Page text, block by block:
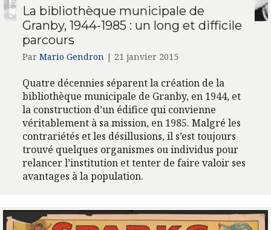
La bibliothèque municipale de
Granby, 1944-1985 : un long et difficile
parcours
Par Mario Gendron | 21 janvier 2015
Quatre décennies séparent la création de la
bibliothèque municipale de Granby, en 1944, et
la construction d’un édifice qui convienne
véritablement à sa mission, en 1985. Malgré les
contrariétés et les désillusions, il s’est toujours
trouvé quelques organismes ou individus pour
relancer l’institution et tenter de faire valoir ses
avantages à la population.